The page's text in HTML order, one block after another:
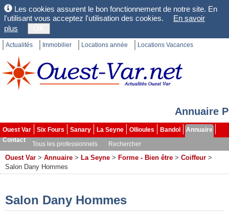
Les cookies assurent le bon fonctionnement de notre site. En
l'utilisant vous acceptez l'utilisation des cookies.
En savoir
plus
Actualités Immobilier Locations année Locations Vacances
Annuaire
Ouest Var Six Fours Sanary La Seyne Ollioules Bandol
Annuaire
Contact
Tous les professionnels Rechercher
Ouest Var > Annuaire > La Seyne > Forme - Bien être > Coiffeur >
Salon Dany Hommes
Salon Dany Hommes